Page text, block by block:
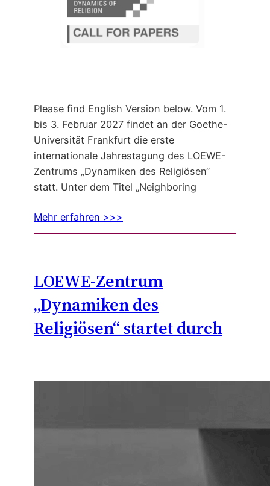
Please find English Version below. Vom 1.
bis 3. Februar 2027 findet an der Goethe-
Universität Frankfurt die erste
internationale Jahrestagung des LOEWE-
Zentrums „Dynamiken des Religiösen“
statt. Unter dem Titel „Neighboring
Mehr erfahren >>>
LOEWE-Zentrum
„Dynamiken des
Religiösen“ startet durch